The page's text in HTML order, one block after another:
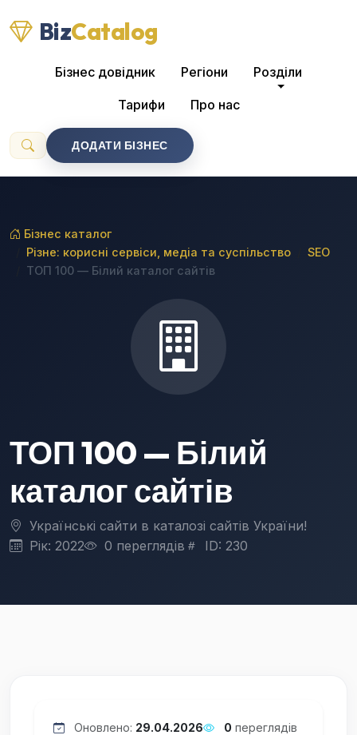
BizCatalog
Бізнес довідник Регіони Розділи
Тарифи Про нас
ДОДАТИ БІЗНЕС
Бізнес каталог
Різне: корисні сервіси, медіа та суспільство
SEO
ТОП 100 — Білий каталог сайтів
ТОП 100 — Білий
каталог сайтів
Українські сайти в каталозі сайтів України!
Рік: 2022
0 переглядів ID: 230
Оновлено: 29.04.2026 0 переглядів